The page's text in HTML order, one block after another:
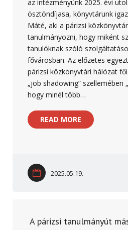
az intézményünk 2025. évi
ösztöndíjasa, könyvtárunk
Máté, aki a párizsi
tanulmányozni, hogy miként
tanulóknak szóló
fővárosban. Az előzetes
párizsi közkönyvtári hálózat
„job shadowing” szellemében
hogy minél több…
READ MORE
2025.05.19.
A párizsi tanulmányút